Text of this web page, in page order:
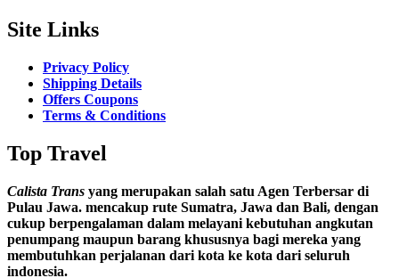
Site Links
Privacy Policy
Shipping Details
Offers Coupons
Terms & Conditions
Top Travel
Calista Trans yang merupakan salah satu Agen Terbersar di
Pulau Jawa. mencakup rute Sumatra, Jawa dan Bali, dengan
cukup berpengalaman dalam melayani kebutuhan angkutan
penumpang maupun barang khususnya bagi mereka yang
membutuhkan perjalanan dari kota ke kota dari seluruh
indonesia.